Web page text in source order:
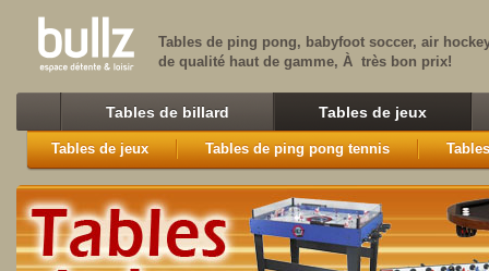
Tables de ping pong, babyfoot soccer, air
de qualité haut de gamme, À très bon prix!
Tables de billard Tables de jeux
Tables de jeux Tables de ping pong tennis